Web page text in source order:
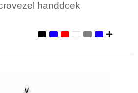
handdoek
1